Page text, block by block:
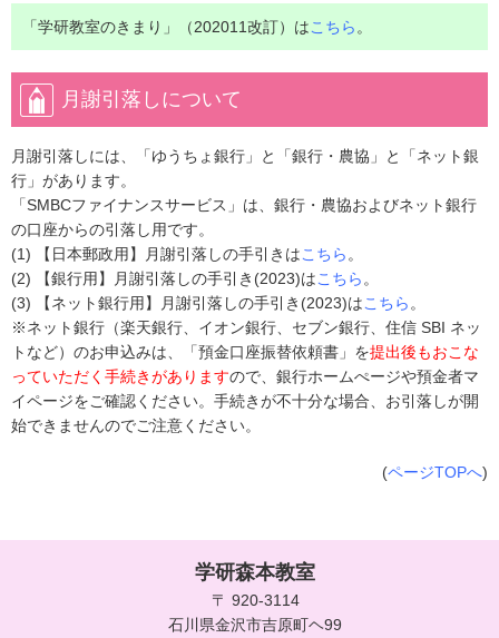
「学研教室のきまり」（202011改訂）はこちら 。
月謝引落しについて
月謝引落しには、「ゆうちょ銀行」と「銀行・農協」と「ネット銀
行」があります。
「SMBCファイナンスサービス」は、銀行・農協およびネット銀行
の口座からの引落し用です。
(1) 【日本郵政用】月謝引落しの手引きはこちら 。
(2) 【銀行用】月謝引落しの手引き(2023)はこちら 。
(3) 【ネット銀行用】月謝引落しの手引き(2023)はこちら 。
※ネット銀行（楽天銀行、イオン銀行、セブン銀行、住信 SBI ネッ
トなど）のお申込みは、「預金口座振替依頼書」を提出後もおこな
っていただく手続きがありますので、銀行ホームぺージや預金者マ
イページをご確認ください。手続きが不十分な場合、お引落しが開
始できませんのでご注意ください。
(ページTOPへ)
学研森本教室
〒 920-3114
石川県金沢市吉原町ヘ99